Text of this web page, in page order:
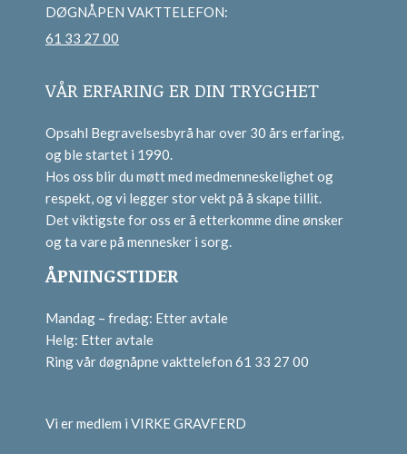
DØGNÅPEN VAKTTELEFON:
61 33 27 00
VÅR ERFARING ER DIN TRYGGHET
Opsahl Begravelsesbyrå har over 30 års erfaring,
og ble startet i 1990.
Hos oss blir du møtt med medmenneskelighet og
respekt, og vi legger stor vekt på å skape tillit.
Det viktigste for oss er å etterkomme dine ønsker
og ta vare på mennesker i sorg.
ÅPNINGSTIDER
Mandag – fredag: Etter avtale
Helg: Etter avtale
Ring vår døgnåpne vakttelefon 61 33 27 00
Vi er medlem i VIRKE GRAVFERD